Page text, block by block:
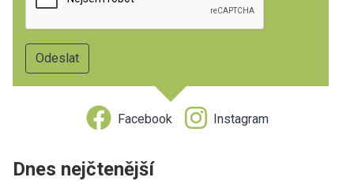
Facebook Instagram
Dnes nejčtenější